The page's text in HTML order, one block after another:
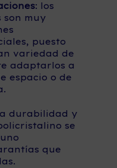
: los
son muy
puesto
variedad de
adaptarlos a
espacio o de
durabilidad y
se
que